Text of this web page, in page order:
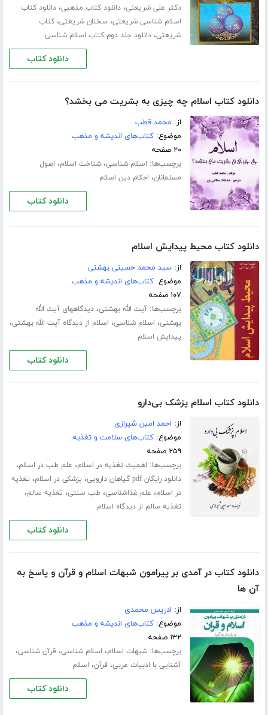
دکتر علی شریعتی،دانلود کتاب مذهبی،دانلود کتاب
اسلام شناسی شریعتی، سخنان شریعتی،کتاب
شریعتی،دانلود جلد دوم کتاب اسلام شناسی
دانلود کتاب
دانلود کتاب اسلام چه چیزی به بشریت می بخشد؟
از: م‍ح‍م‍د ق‍طب‌
موضوع:کتاب‌های اندیشه و مذهب
۲۰ صفحه
برچسب‌ها: اسلام شناسی،شناخت اسلام، اصول
مسلمانان، احکام دین اسلام
دانلود کتاب
دانلود کتاب محیط پیدایش اسلام
از:سید محمد حسینی بهشتی
موضوع:کتاب‌های اندیشه و مذهب
۱۰۷ صفحه
برچسب‌ها:آیت الله بهشتی،دیدگاههای آیت الله
بهشتی، اسلام شناسی، اسلام از دیدگاه آیت الله بهشتی،
پیدایش اسلام
دانلود کتاب
دانلود کتاب اسلام پزشک بی‌دارو
از: احمد امین شیرازی
موضوع:کتاب‌های سلامت و تغذیه
۲۵۹ صفحه
برچسب‌ها: اهمیت تغذیه در اسلام، علم طب در اسلام،
دانلود رایگان pdf گیاهان دارویی ، پزشکی در اسلام، تغذیه
در اسلام، علم غذاشناسی، طب سنتی، تغذیه سالم،
تغذیه سالم از دیدگاه اسلام
دانلود کتاب
دانلود کتاب در آمدی بر پیرامون شبهات اسلام و قرآن و پاسخ به
آن ها
از: ادریس محمدی
موضوع:کتاب‌های اندیشه و مذهب
۱۳۲ صفحه
برچسب‌ها:شبهات اسلام، اسلام شناسی، قرآن شناسی،
آشنایی با ادبیات عربی، قرآن، اسلام
دانلود کتاب